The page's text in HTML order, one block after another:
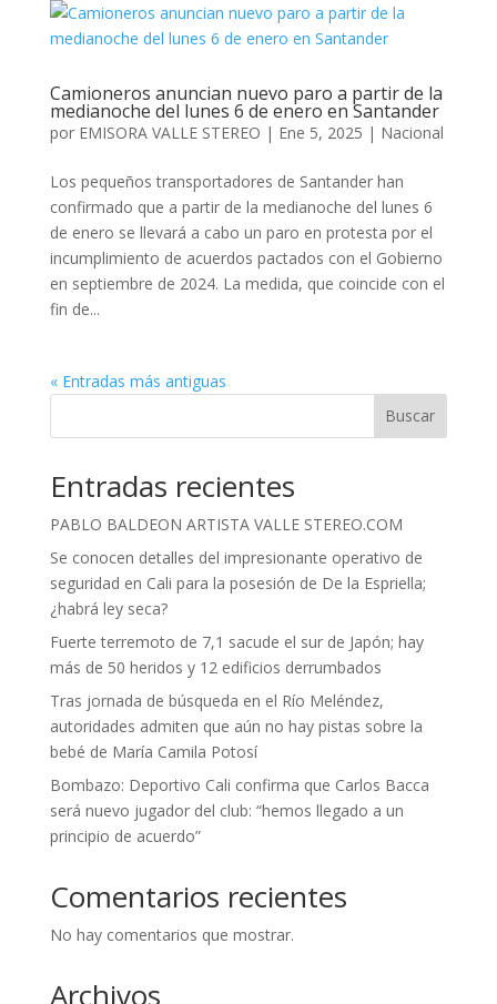
Camioneros anuncian nuevo paro a partir de la
medianoche del lunes 6 de enero en Santander
por EMISORA VALLE STEREO | Ene 5, 2025 | Nacional
Los pequeños transportadores de Santander han
confirmado que a partir de la medianoche del lunes 6
de enero se llevará a cabo un paro en protesta por el
incumplimiento de acuerdos pactados con el Gobierno
en septiembre de 2024. La medida, que coincide con el
fin de...
« Entradas más antiguas
Buscar
Entradas recientes
PABLO BALDEON ARTISTA VALLE STEREO.COM
Se conocen detalles del impresionante operativo de
seguridad en Cali para la posesión de De la Espriella;
¿habrá ley seca?
Fuerte terremoto de 7,1 sacude el sur de Japón; hay
más de 50 heridos y 12 edificios derrumbados
Tras jornada de búsqueda en el Río Meléndez,
autoridades admiten que aún no hay pistas sobre la
bebé de María Camila Potosí
Bombazo: Deportivo Cali confirma que Carlos Bacca
será nuevo jugador del club: “hemos llegado a un
principio de acuerdo”
Comentarios recientes
No hay comentarios que mostrar.
Archivos